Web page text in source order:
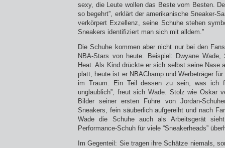
sexy, die Leute wollen das Beste vom Besten.
so begehrt”, erklärt der amerikanische Sneaker-
verkörpert Exzellenz, seine Schuhe stehen
Sneakers identifiziert man sich mit alldem.”
Die Schuhe kommen aber nicht nur bei den
NBA-Stars von heute. Beispiel: Dwyane Wade,
Heat. Als Kind drückte er sich selbst seine Nase
platt, heute ist er NBAChamp und Werbeträger
im Traum. Ein Teil dessen zu sein, was ich
unglaublich”, freut sich Wade. Stolz wie Oskar
Bilder seiner ersten Fuhre von Jordan-
Sneakers, fein säuberlich aufgereiht und nach
Wade die Schuhe auch als Arbeitsgerät
Performance-Schuh für viele “Sneakerheads”
Im Gegenteil: Sie tragen ihre Schätze niemals,